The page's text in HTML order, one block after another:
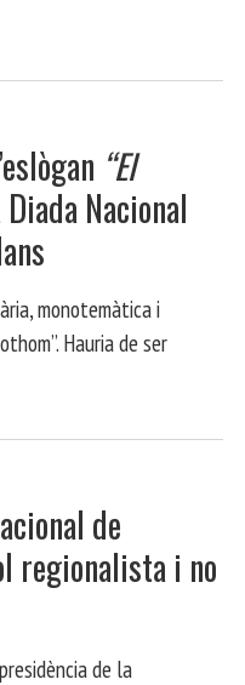
“El
Nacional
monotemàtica i
Hauria de ser
de
regionalista i no
de la